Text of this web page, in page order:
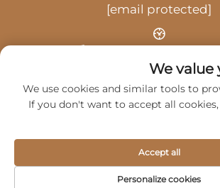
[email protected]
- 6:00 مساءً
حقوق النشر © 2025 بواسطة شركة هانغتشو غوانغي للخدمات
المحدودة -
الخدمات من نحن
We value
We use cookies and similar tools to
If you don't want to accept all
Personalize cookies
Accept all